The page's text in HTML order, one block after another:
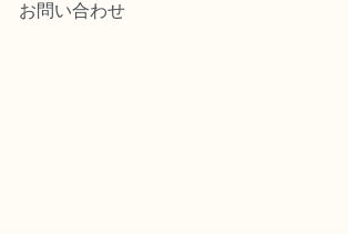
お問い合わせ